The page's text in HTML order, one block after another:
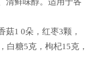
菇1 0朵，红枣3颗，
白糖5克，枸杞15克，